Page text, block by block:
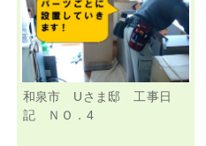
和泉市 Uさま邸 工事日
記 ＮＯ．4